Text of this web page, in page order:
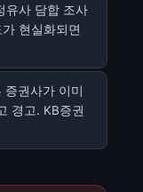
유사 담합 조사
현실화되면
증권사가 이미
경고. KB증권